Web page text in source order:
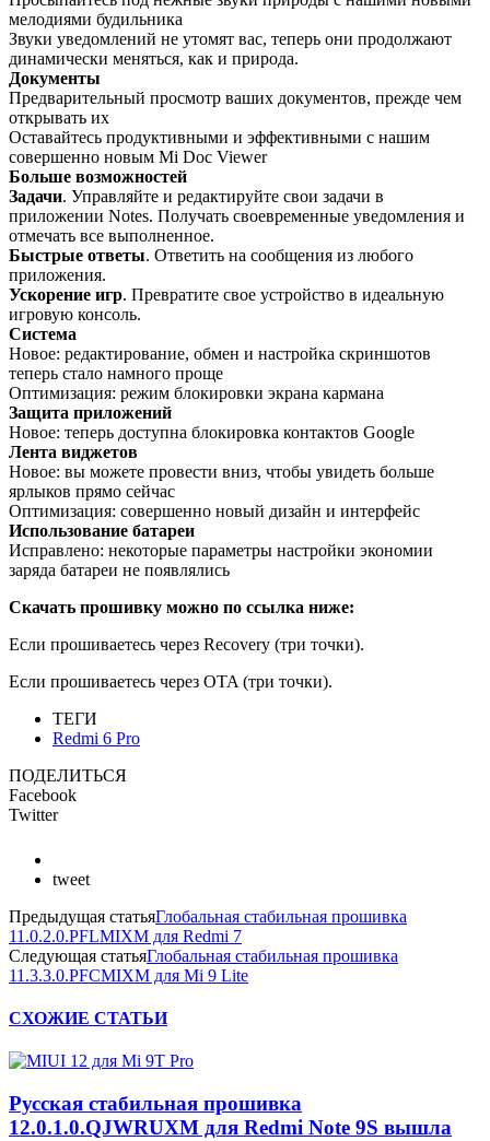
мелодиями будильника
Звуки уведомлений не утомят вас, теперь они продолжают
динамически меняться, как и природа.
Документы
Предварительный просмотр ваших документов, прежде чем
открывать их
Оставайтесь продуктивными и эффективными с нашим
совершенно новым Mi Doc Viewer
Больше возможностей
Задачи. Управляйте и редактируйте свои задачи в
приложении Notes. Получать своевременные уведомления и
отмечать все выполненное.
Быстрые ответы. Ответить на сообщения из любого
приложения.
Ускорение игр. Превратите свое устройство в идеальную
игровую консоль.
Система
Новое: редактирование, обмен и настройка скриншотов
теперь стало намного проще
Оптимизация: режим блокировки экрана кармана
Защита приложений
Новое: теперь доступна блокировка контактов Google
Лента виджетов
Новое: вы можете провести вниз, чтобы увидеть больше
ярлыков прямо сейчас
Оптимизация: совершенно новый дизайн и интерфейс
Использование батареи
Исправлено: некоторые параметры настройки экономии
заряда батареи не появлялись
Скачать прошивку можно по ссылка ниже:
Если прошиваетесь через Recovery (три точки).
Если прошиваетесь через OTA (три точки).
ТЕГИ
Redmi 6 Pro
ПОДЕЛИТЬСЯ
Facebook
Twitter
tweet
Предыдущая статьяГлобальная стабильная прошивка
11.0.2.0.PFLMIXM для Redmi 7
Следующая статьяГлобальная стабильная прошивка
11.3.3.0.PFCMIXM для Mi 9 Lite
СХОЖИЕ СТАТЬИ
Русская стабильная прошивка
12.0.1.0.QJWRUXM для Redmi Note 9S вышла